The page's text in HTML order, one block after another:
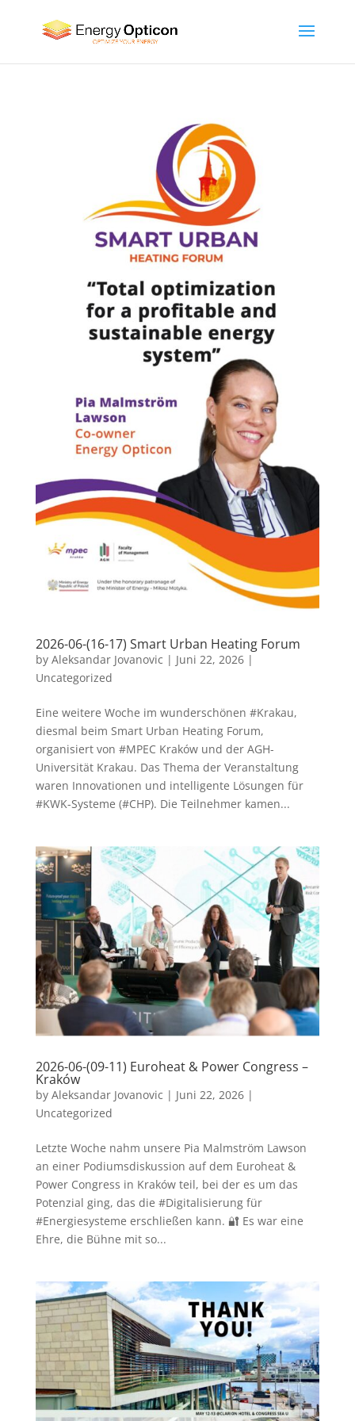
2026-06-(16-17) Smart Urban Heating Forum
by Aleksandar Jovanovic | Juni 22, 2026|
Uncategorized
Eine weitere Woche im wunderschönen #Krakau,
diesmal beim Smart Urban Heating Forum,
organisiert von #MPEC Kraków und der AGH-
Universität Krakau. Das Thema der Veranstaltung
waren Innovationen und intelligente Lösungen für
#KWK-Systeme (#CHP). Die Teilnehmer kamen...
2026-06-(09-11) Euroheat & Power Congress –
Kraków
by Aleksandar Jovanovic | Juni 22, 2026|
Uncategorized
Letzte Woche nahm unsere Pia Malmström Lawson
an einer Podiumsdiskussion auf dem Euroheat &
Power Congress in Kraków teil, bei der es um das
Potenzial ging, das die #Digitalisierung für
#Energiesysteme erschließen kann. 🔐 Es war eine
Ehre, die Bühne mit so...